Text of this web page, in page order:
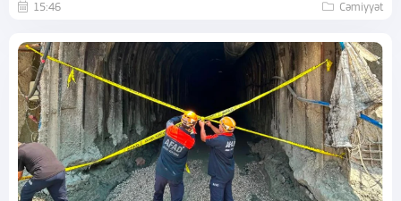
15:46 Cəmiyyət